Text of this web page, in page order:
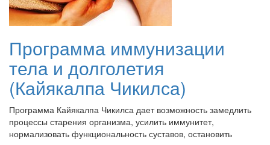
Программа иммунизации
тела и долголетия
(Кайякалпа Чикилса)
Программа Кайякалпа Чикилса дает возможность замедлить
процессы старения организма, усилить иммунитет,
нормализовать функциональность суставов, остановить